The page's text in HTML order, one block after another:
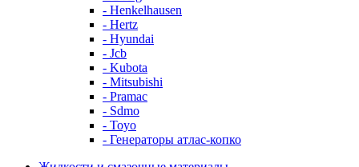
- Henkelhausen
- Hertz
- Hyundai
- Jcb
- Kubota
- Mitsubishi
- Pramac
- Sdmo
- Toyo
- Генераторы атлас-копко